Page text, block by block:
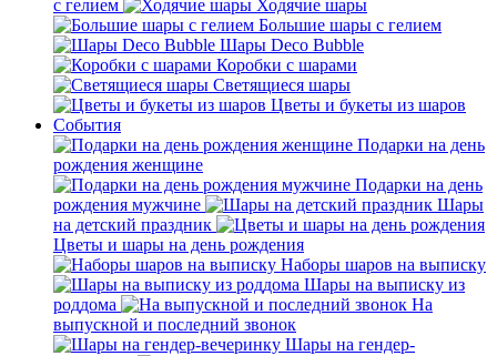
с гелием
Ходячие шары
Большие шары с гелием
Шары Deco Bubble
Коробки с шарами
Светящиеся шары
Цветы и букеты из шаров
События
Подарки на день
рождения женщине
Подарки на день
рождения мужчине
Шары
на детский праздник
Цветы и шары на день рождения
Наборы шаров на выписку
Шары на выписку из
роддома
На
выпускной и последний звонок
Шары на гендер-